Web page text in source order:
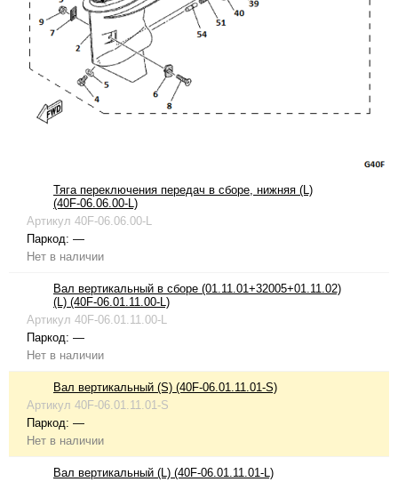
Тяга переключения передач в сборе, нижняя (L)
(40F-06.06.00-L)
Артикул 40F-06.06.00-L
Паркод: —
Нет в наличии
Вал вертикальный в сборе (01.11.01+32005+01.11.02)
(L) (40F-06.01.11.00-L)
Артикул 40F-06.01.11.00-L
Паркод: —
Нет в наличии
Вал вертикальный (S) (40F-06.01.11.01-S)
Артикул 40F-06.01.11.01-S
Паркод: —
Нет в наличии
Вал вертикальный (L) (40F-06.01.11.01-L)